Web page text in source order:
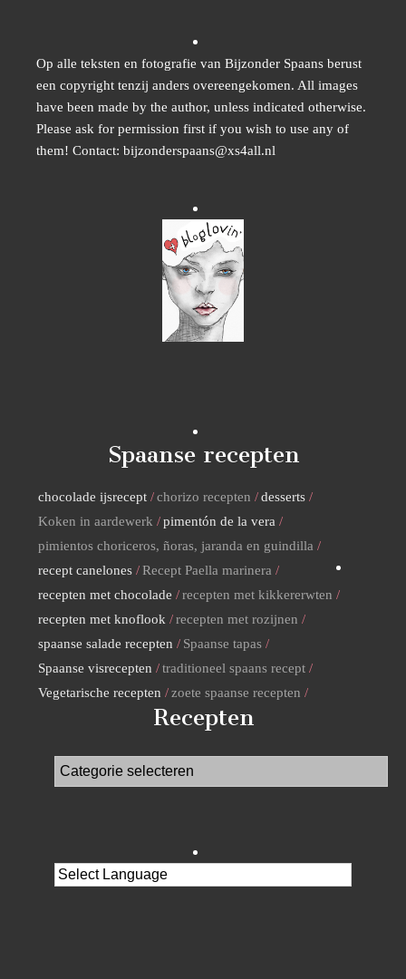
Op alle teksten en fotografie van Bijzonder Spaans berust
een copyright tenzij anders overeengekomen. All images
have been made by the author, unless indicated otherwise.
Please ask for permission first if you wish to use any of
them! Contact: bijzonderspaans@xs4all.nl
Spaanse recepten
chocolade ijsrecept chorizo recepten
desserts
Koken in aardewerk
pimentón de la vera
pimientos choriceros, ñoras, jaranda en guindilla
recept canelones
Recept Paella marinera
recepten met chocolade
recepten met kikkererwten
recepten met knoflook
recepten met rozijnen
spaanse salade recepten
Spaanse tapas
Spaanse visrecepten
traditioneel spaans recept
Vegetarische recepten
zoete spaanse recepten
Recepten